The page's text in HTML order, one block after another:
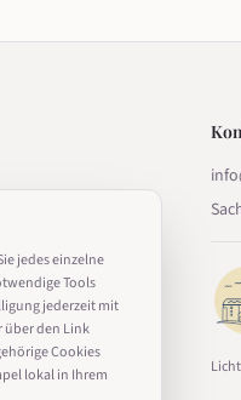
jedes einzelne
Tools
jederzeit mit
über den Link
Cookies
lokal in Ihrem